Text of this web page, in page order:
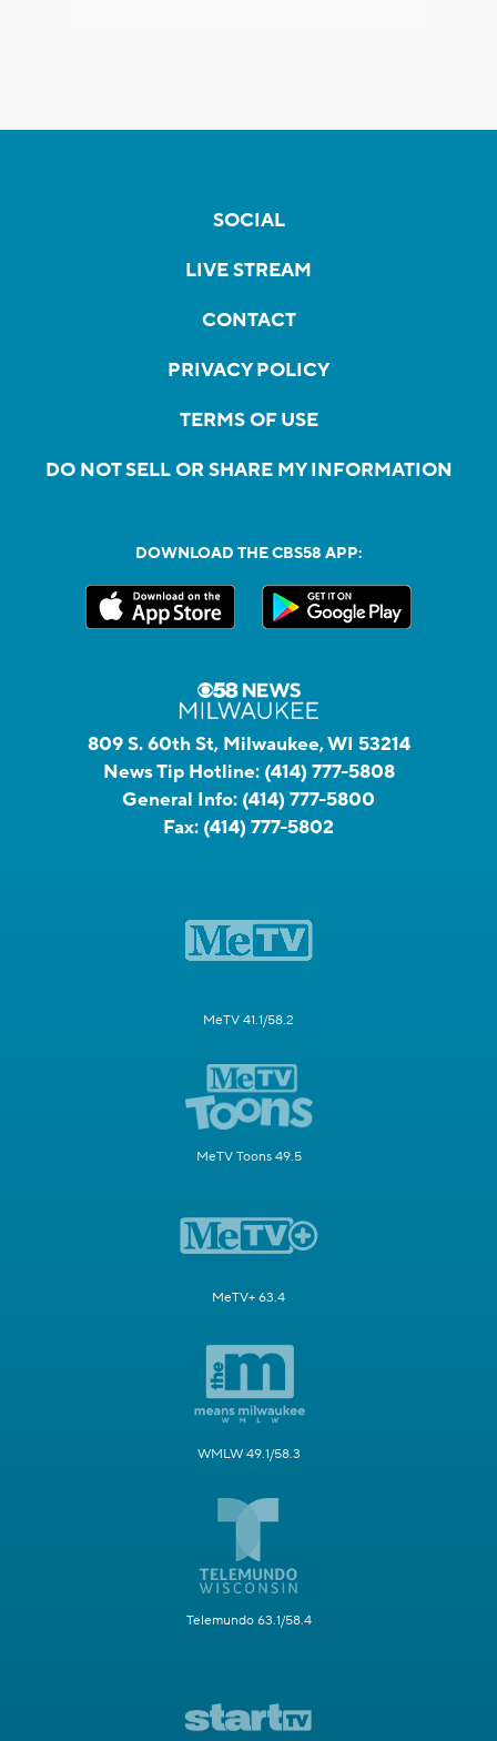
SOCIAL
LIVE STREAM
CONTACT
PRIVACY POLICY
TERMS OF USE
DO NOT SELL OR SHARE MY INFORMATION
DOWNLOAD THE CBS58 APP:
809 S. 60th St, Milwaukee, WI 53214
News Tip Hotline: (414) 777-5808
General Info: (414) 777-5800
Fax: (414) 777-5802
MeTV 41.1/58.2
MeTV Toons 49.5
MeTV+ 63.4
WMLW 49.1/58.3
Telemundo 63.1/58.4